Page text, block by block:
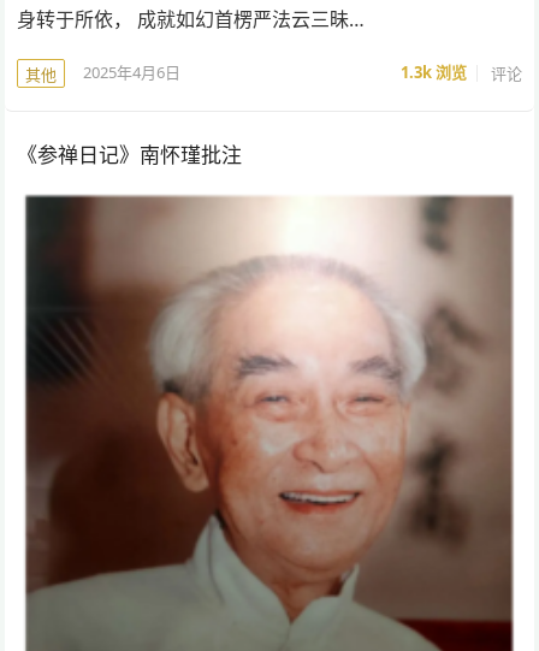
身转于所依， 成就如幻首楞严法云三昧…
其他 2025年4月6日 1.3k浏览 评论
《参禅日记》南怀瑾批注